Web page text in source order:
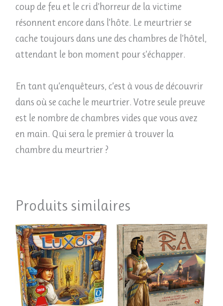
coup de feu et le cri d’horreur de la victime
résonnent encore dans l’hôte. Le meurtrier se
cache toujours dans une des chambres de l’hôtel,
attendant le bon moment pour s’échapper.
En tant qu’enquêteurs, c’est à vous de découvrir
dans où se cache le meurtrier. Votre seule preuve
est le nombre de chambres vides que vous avez
en main. Qui sera le premier à trouver la
chambre du meurtrier ?
Produits similaires